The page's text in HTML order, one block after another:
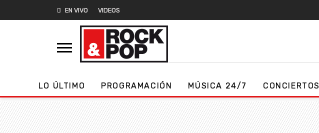
EN VIVO VIDEOS
LO ÚLTIMO PROGRAMACIÓN MÚSICA 24/7 CONCIERTOS